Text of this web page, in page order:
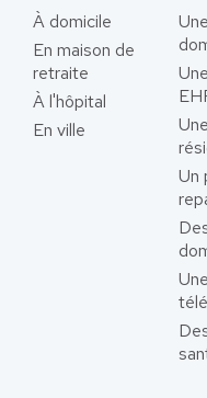
À domicile
En maison de
retraite
À l'hôpital
En ville
Un
Une